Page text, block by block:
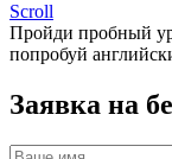
Scroll
Пройди пробный
попробуй
Заявка на